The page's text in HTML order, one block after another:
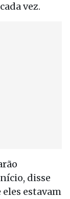
vez.
disse
estavam